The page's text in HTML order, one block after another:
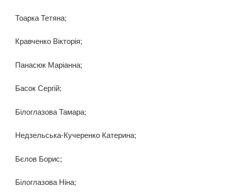
Тоарка Тетяна;
Кравченко Вікторія;
Панасюк Маріанна;
Басок Сергій;
Білоглазова Тамара;
Недзельська-Кучеренко Катерина;
Бєлов Борис;
Білоглазова Ніна;